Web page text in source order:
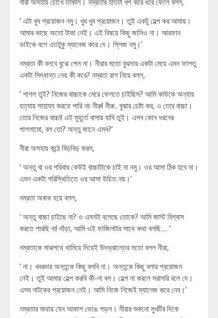
‘ এটা খুব প্রয়োজন নমু। খুব খুব প্রয়োজন। তুই একটু হেল্প কর আমায়।
আমার কাছে অতো টাকা নেই। এই বিষয়ে কিছু জানিও না। আরফান
ভাইকে বলে এতটুকু ম্যানেজ করে দে। প্লিজ নমু।’
নম্রতা কী বলবে বুঝে পেল না। নীরার মতো বুঝদার একটা মেয়ে এমন ফালতু
একটা সিদ্ধান্ত নেয় কী করে? নম্রতা রাগ নিয়ে বলল,
‘ পাগল তুই? নিজের বাচ্চাকে মেরে ফেলতে চাইছিস? আমি কাউকে অন্যায়
হত্যায় সাহায্য করতে পারি না৷ নীরু! নীরু.. বুঝার চেষ্টা কর, ও তোর বাচ্চা।
তোর নিজের বাচ্চা! এই মুহূর্তে বাসায় যাবি তুই। এসব কোন ধরনের
পাগলামো, বল তো? অন্তু জানে এসব?’
নীরা অসহায় কন্ঠে বিড়বিড় করল,
‘ অন্তু বা ওর পরিবার কেউই বাচ্চাটাকে চাই না নমু। ওর আসা ঠিক হবে না।
এমন একটা পরিস্থিতিতে ওর আসা উচিত নয়।’
নম্রতা অবাক হয়ে বলল,
‘ অন্তু বাচ্চা চাইছে না? ও এমনটা বলেছে তোকে? আমি জাস্ট বিশ্বাস
করতে পারছি না! দাঁড়া, আমি ওই ফাজিলটার সাথে কথা বলছি…. ‘
নম্রতাকে মাঝপথে থামিয়ে দিয়েই উদভ্রান্তের মতো বলল নীরা,
‘ না। খবরদার অন্তুকে কিছু বলবি না। অন্তুকে কিছু বলার প্রয়োজন
নেই। তুই আমায় হেল্প করবি কী-না বল। হেল্প না করলে সরাসরি বলে দে।
এসব নাটকের প্রয়োজন নেই। আমি নিজে নিজেই ম্যানেজ করে নেব।’
নম্রতার মাথায় যেন আকাশ ভেঙে পড়ল। নীরার শুকনো মুখটির দিকে